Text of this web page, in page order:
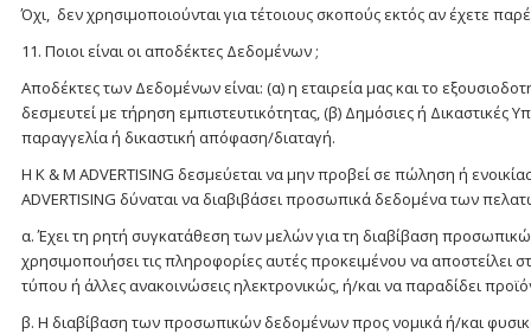
Όχι, δεν χρησιμοποιούνται για τέτοιους σκοπούς εκτός αν έχετε
11. Ποιοι είναι οι αποδέκτες Δεδομένων ;
Αποδέκτες των Δεδομένων είναι: (α) η εταιρεία μας και το
δεσμευτεί με τήρηση εμπιστευτικότητας, (β) Δημόσιες ή
παραγγελία ή δικαστική απόφαση/διαταγή.
Η K & M ADVERTISING δεσμεύεται να μην προβεί σε πώληση ή
ADVERTISING δύναται να διαβιβάσει προσωπικά δεδομένα των
α. Έχει τη ρητή συγκατάθεση των μελών για τη διαβίβαση
χρησιμοποιήσει τις πληροφορίες αυτές προκειμένου να
τύπου ή άλλες ανακοινώσεις ηλεκτρονικώς, ή/και να παραδίδει
β. Η διαβίβαση των προσωπικών δεδομένων προς νομικά ή/και